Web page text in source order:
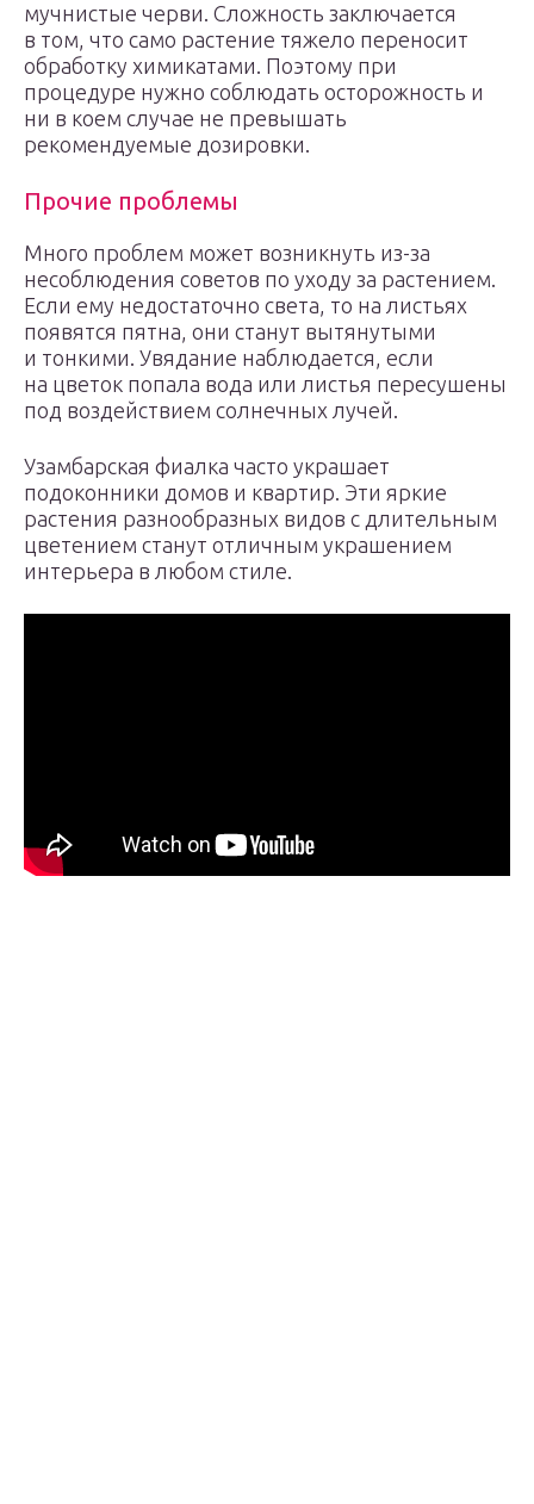
мучнистые черви. Сложность заключается
в том, что само растение тяжело переносит
обработку химикатами. Поэтому при
процедуре нужно соблюдать осторожность и
ни в коем случае не превышать
рекомендуемые дозировки.
Прочие проблемы
Много проблем может возникнуть из-за
несоблюдения советов по уходу за растением.
Если ему недостаточно света, то на листьях
появятся пятна, они станут вытянутыми
и тонкими. Увядание наблюдается, если
на цветок попала вода или листья пересушены
под воздействием солнечных лучей.
Узамбарская фиалка часто украшает
подоконники домов и квартир. Эти яркие
растения разнообразных видов с длительным
цветением станут отличным украшением
интерьера в любом стиле.